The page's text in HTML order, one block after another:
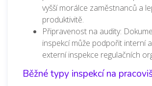
vyšší morálce zaměstnanců a
produktivitě.
Připravenost na audity:
inspekcí může podpořit interní
externí inspekce regulačních
Běžné typy inspekcí na